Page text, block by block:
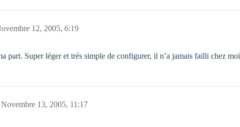
12, 2005, 6:19
part. Super léger et trés simple de configurer, il n’a jamais failli chez moi
Novembre 13, 2005, 11:17